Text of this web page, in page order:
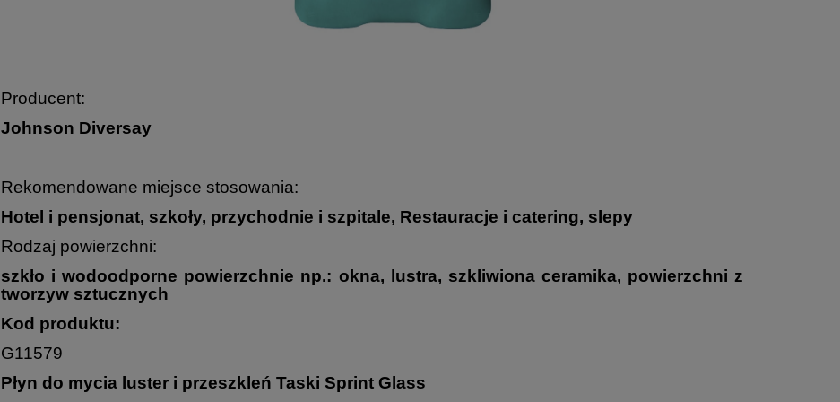
SOFT CARE DES E
Producent:
Johnson Diversay
Rekomendowane miejsce stosowania:
Hotel i pensjonat, szkoły, przychodnie i szpitale, Restauracje i catering, slepy
Rodzaj powierzchni:
szkło i wodoodporne powierzchnie np.: okna, lustra, szkliwiona ceramika, powierzchni z
tworzyw sztucznych
Kod produktu:
G11579
Płyn do mycia luster i przeszkleń Taski Sprint Glass